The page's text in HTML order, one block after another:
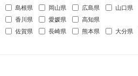
島根県 岡山県 広島県
山口県
香川県 愛媛県
高知県
佐賀県 長崎県 熊本県 大分県